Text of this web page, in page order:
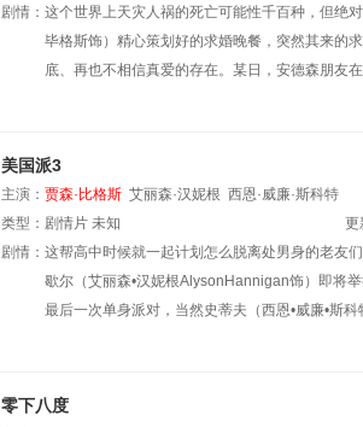
剧情： 这个世界上天灾人祸的死亡可能性千百种，但绝
毕格斯饰）精心策划好的求婚晚餐，突然其来的
底、再也不相信真爱的存在。某日，安德森朋友
美国派3
主演： 贾森·比格斯 艾丽森·汉妮根 西恩·威廉·斯科特
类型： 剧情片 未知
更
剧情： 这帮高中时候就一起计划怎么脱离处男身的老友
歇尔（艾丽森•汉妮根AlysonHannigan饰）即将
最后一次单身派对，当然史蒂夫（西恩•威廉•斯
零下八度